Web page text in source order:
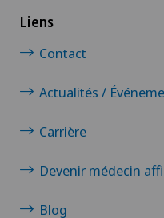
Dermatologie
Dermographie
Désir d’enfant
Liens
Contact
Actualités /
Carrière
Devenir médecin
Blog